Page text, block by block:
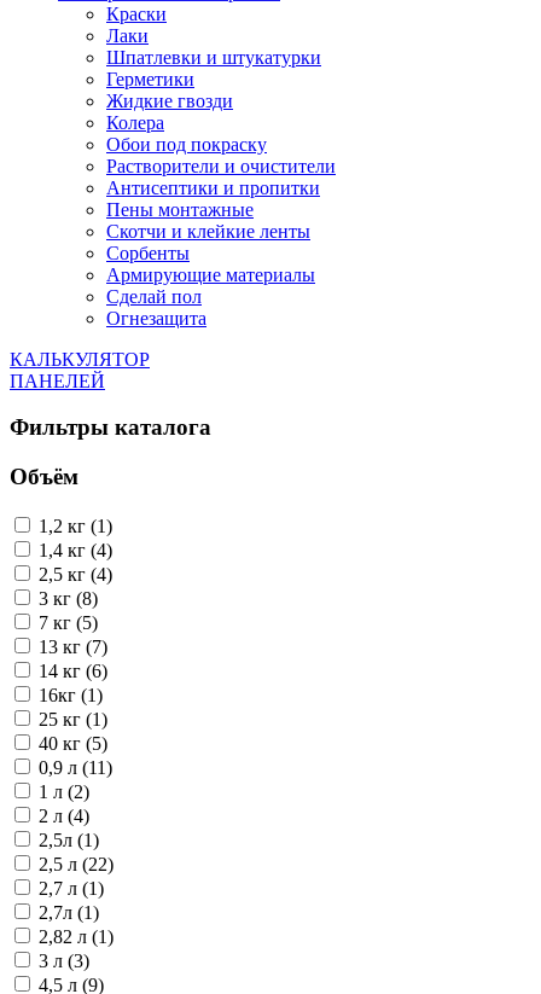
Краски
Лаки
Шпатлевки и штукатурки
Герметики
Жидкие гвозди
Колера
Обои под покраску
Растворители и очистители
Антисептики и пропитки
Пены монтажные
Скотчи и клейкие ленты
Сорбенты
Армирующие материалы
Сделай пол
Огнезащита
КАЛЬКУЛЯТОР
ПАНЕЛЕЙ
Фильтры каталога
Объём
1,2 кг (1)
1,4 кг (4)
2,5 кг (4)
3 кг (8)
7 кг (5)
13 кг (7)
14 кг (6)
16кг (1)
25 кг (1)
40 кг (5)
0,9 л (11)
1 л (2)
2 л (4)
2,5л (1)
2,5 л (22)
2,7 л (1)
2,7л (1)
2,82 л (1)
3 л (3)
4,5 л (9)